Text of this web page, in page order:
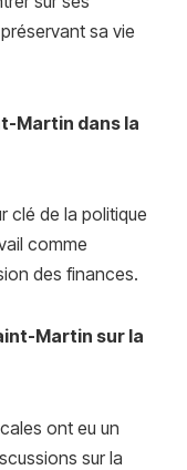
sa vie
Martin dans la
clé de la politique
comme
des finances.
Martin sur la
ont eu un
sur la